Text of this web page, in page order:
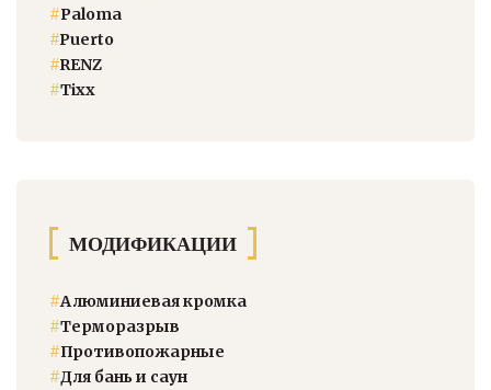
#Paloma
#Puerto
#RENZ
#Тixx
МОДИФИКАЦИИ
#Алюминиевая кромка
#Терморазрыв
#Противопожарные
#Для бань и саун